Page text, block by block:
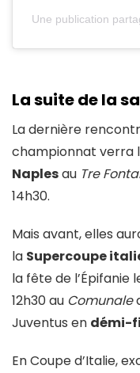
Une publication
La suite de la
La dernière
championnat verra
Naplesau Tre
14h30.
Mais avant, elles
la Supercoupe
la fête de l’Épifanie
12h30 au Comunale
Juventus en démi-
En Coupe d’Italie,